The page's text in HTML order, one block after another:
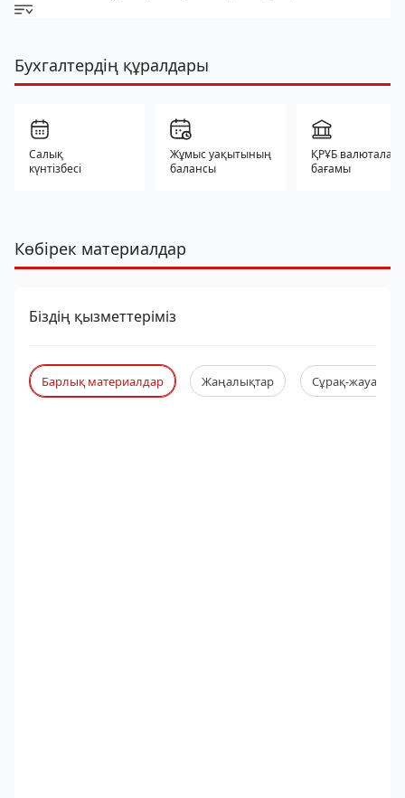
Бухгалтердің құралдары
Салық
күнтізбесі
Жұмыс уақытының
балансы
ҚРҰБ валюталар
бағамы
Көбірек материалдар
Біздің қызметтеріміз
Барлық материалдар Жаңалықтар Сұрақ-жауап